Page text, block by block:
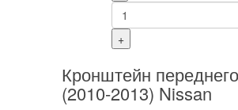
+
Кронштейн
(2010-2013) Nissan